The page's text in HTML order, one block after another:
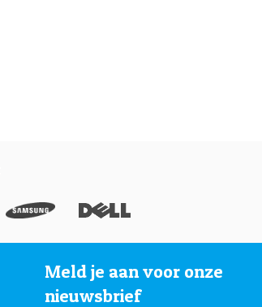
Meld je aan voor onze
nieuwsbrief